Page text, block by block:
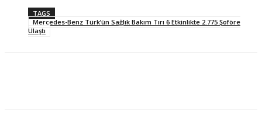
TAGS
Mercedes-Benz Türk’ün Sağlık Bakım Tırı 6 Etkinlikte 2.775 Şoföre
Ulaştı